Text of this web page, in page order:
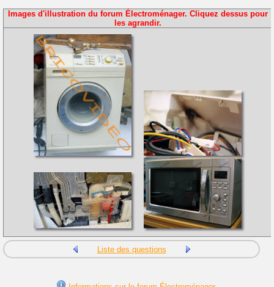
Images d'illustration du forum Électroménager. Cliquez dessus pour
les agrandir.
Liste des questions